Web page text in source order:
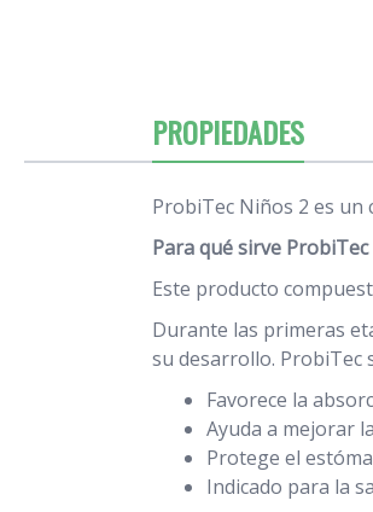
PROPIEDADES
ProbiTec Niños 2 es un
Para qué sirve
Este producto
Durante las primeras
su desarrollo. ProbiTec
Favorece la
Ayuda a mejorar
Protege el
Indicado para la